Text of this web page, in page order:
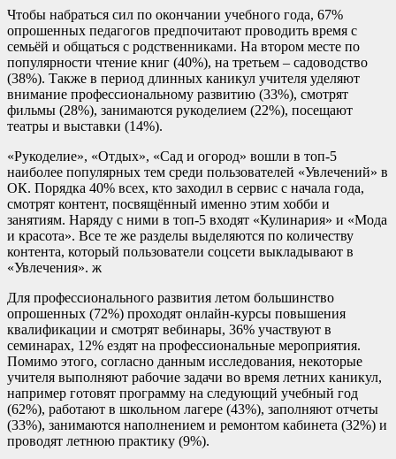
Чтобы набраться сил по окончании учебного года, 67%
опрошенных педагогов предпочитают проводить время с
семьёй и общаться с родственниками. На втором месте по
популярности чтение книг (40%), на третьем – садоводство
(38%). Также в период длинных каникул учителя уделяют
внимание профессиональному развитию (33%), смотрят
фильмы (28%), занимаются рукоделием (22%), посещают
театры и выставки (14%).
«Рукоделие», «Отдых», «Сад и огород» вошли в топ-5
наиболее популярных тем среди пользователей «Увлечений» в
ОК. Порядка 40% всех, кто заходил в сервис с начала года,
смотрят контент, посвящённый именно этим хобби и
занятиям. Наряду с ними в топ-5 входят «Кулинария» и «Мода
и красота». Все те же разделы выделяются по количеству
контента, который пользователи соцсети выкладывают в
«Увлечения». ж
Для профессионального развития летом большинство
опрошенных (72%) проходят онлайн-курсы повышения
квалификации и смотрят вебинары, 36% участвуют в
семинарах, 12% ездят на профессиональные мероприятия.
Помимо этого, согласно данным исследования, некоторые
учителя выполняют рабочие задачи во время летних каникул,
например готовят программу на следующий учебный год
(62%), работают в школьном лагере (43%), заполняют отчеты
(33%), занимаются наполнением и ремонтом кабинета (32%) и
проводят летнюю практику (9%).